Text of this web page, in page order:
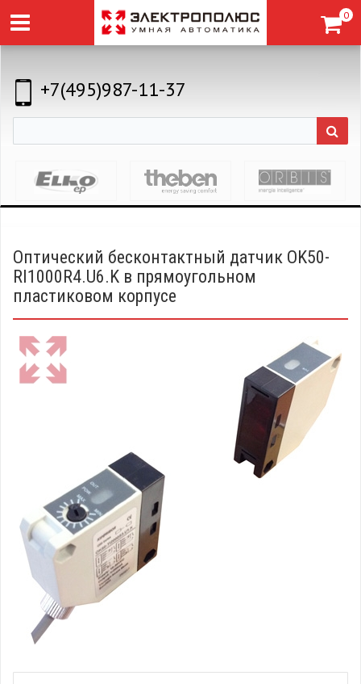
0
+7(495)987-11-37
Оптический бесконтактный датчик OK50-
RI1000R4.U6.K в прямоугольном
пластиковом корпусе